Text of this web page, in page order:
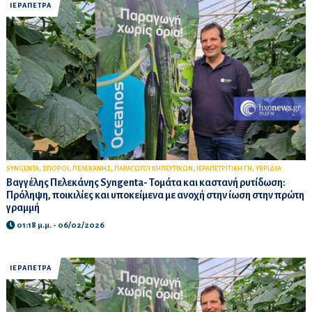
ΙΕΡΑΠΕΤΡΑ
SYNGENTA, ΣΠΟΡΟΙ , ΠΕΛΕΚΑΝΗΣ, ΠΑΡΑΓΩΓΟΙ ΚΗΠΕΥΤΙΚΩΝ , ΙΕΡΑΠΕΤΡΙΤΙΚΗ ΓΗ , ΥΒΡΙΔΙΑ
Βαγγέλης Πελεκάνης Syngenta- Τομάτα και καστανή ρυτίδωση:
Πρόληψη, ποικιλίες και υποκείμενα με ανοχή στην ίωση στην πρώτη
γραμμή
01:18 μ.μ. - 06/02/2026
ΙΕΡΑΠΕΤΡΑ